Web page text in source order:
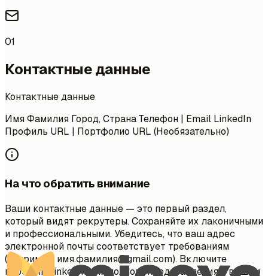
01
Контактные данные
Контактные данные
Имя Фамилия Город, Страна Телефон | Email LinkedIn
Профиль URL | Портфолио URL (Необязательно)
На что обратить внимание
Ваши контактные данные — это первый раздел,
который видят рекрутеры. Сохраняйте их лаконичными
и профессиональными. Убедитесь, что ваш адрес
электронной почты соответствует требованиям
(например, имя.фамилия@gmail.com). Включите
профиль LinkedIn для полного представления о вашем